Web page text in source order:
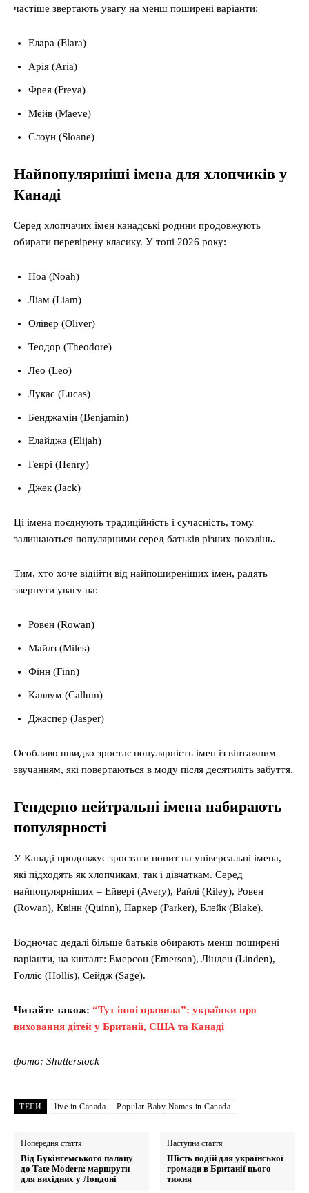
частіше звертають увагу на менш поширені варіанти:
Елара (Elara)
Арія (Aria)
Фрея (Freya)
Мейв (Maeve)
Слоун (Sloane)
Найпопулярніші імена для хлопчиків у
Канаді
Серед хлопчачих імен канадські родини продовжують
обирати перевірену класику. У топі 2026 року:
Ноа (Noah)
Ліам (Liam)
Олівер (Oliver)
Теодор (Theodore)
Лео (Leo)
Лукас (Lucas)
Бенджамін (Benjamin)
Елайджа (Elijah)
Генрі (Henry)
Джек (Jack)
Ці імена поєднують традиційність і сучасність, тому
залишаються популярними серед батьків різних поколінь.
Тим, хто хоче відійти від найпоширеніших імен, радять
звернути увагу на:
Ровен (Rowan)
Майлз (Miles)
Фінн (Finn)
Каллум (Callum)
Джаспер (Jasper)
Особливо швидко зростає популярність імен із вінтажним
звучанням, які повертаються в моду після десятиліть забуття.
Гендерно нейтральні імена набирають
популярності
У Канаді продовжує зростати попит на універсальні імена,
які підходять як хлопчикам, так і дівчаткам. Серед
найпопулярніших – Ейвері (Avery), Райлі (Riley), Ровен
(Rowan), Квінн (Quinn), Паркер (Parker), Блейк (Blake).
Водночас дедалі більше батьків обирають менш поширені
варіанти, на кшталт: Емерсон (Emerson), Лінден (Linden),
Голліс (Hollis), Сейдж (Sage).
Читайте також: “Тут інші правила”: українки про
виховання дітей у Британії, США та Канаді
фото: Shutterstock
ТЕГИ live in Canada Popular Baby Names in Canada
Попередня стаття
Від Букінгемського палацу
до Tate Modern: маршрути
для вихідних у Лондоні
Наступна стаття
Шість подій для української
громади в Британії цього
тижня